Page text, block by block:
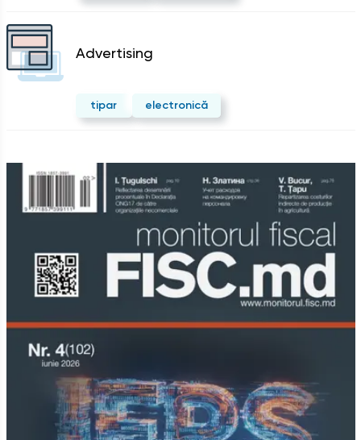
Advertising
tipar electronică